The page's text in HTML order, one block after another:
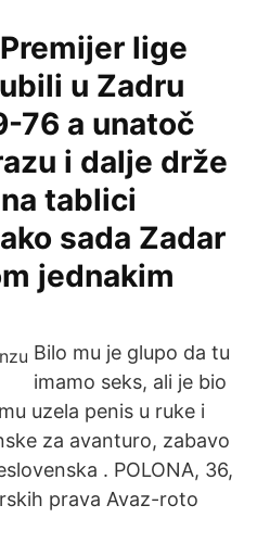
lige
u Zadru
76 a unatoč
i dalje drže
tablici
sada Zadar
jednakim
Bilo mu je glupo da tu
imamo seks, ali je bio
uzela penis u ruke i
za avanturo, zabavo
. POLONA, 36,
prava Avaz-roto